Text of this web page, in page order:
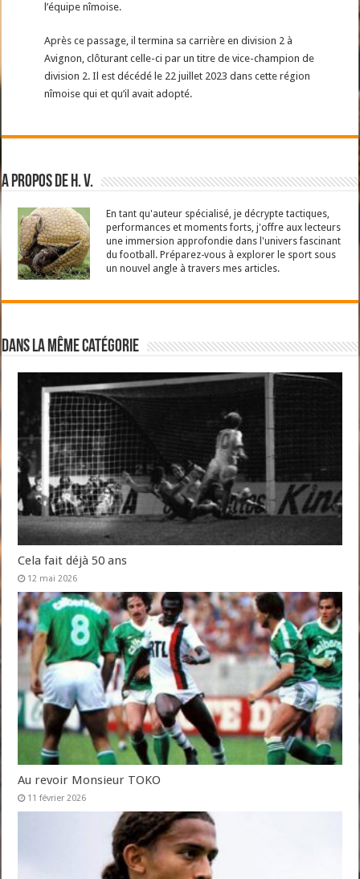
l’équipe nîmoise.
Après ce passage, il termina sa carrière en division 2 à
Avignon, clôturant celle-ci par un titre de vice-champion de
division 2. Il est décédé le 22 juillet 2023 dans cette région
nîmoise qui et qu’il avait adopté.
A propos de H. V.
En tant qu'auteur spécialisé, je décrypte tactiques,
performances et moments forts, j'offre aux lecteurs
une immersion approfondie dans l'univers fascinant
du football. Préparez-vous à explorer le sport sous
un nouvel angle à travers mes articles.
Dans la même catégorie
Cela fait déjà 50 ans
12 mai 2026
Au revoir Monsieur TOKO
11 février 2026